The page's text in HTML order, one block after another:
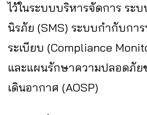
ไว้ในระบบบริหารจัดการ ระ
นิรภัย (SMS) ระบบกำกับกา
ระเบียบ (Compliance
และแผนรักษาความปลอดภัย
เดินอากาศ (AOSP)